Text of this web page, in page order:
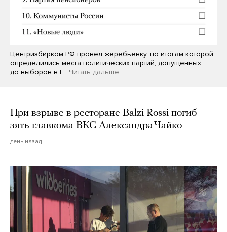
Центризбирком РФ провел жеребьевку, по итогам которой
определились места политических партий, допущенных
до выборов в Г… Читать дальше
При взрыве в ресторане Balzi Rossi погиб
зять главкома ВКС Александра Чайко
день назад